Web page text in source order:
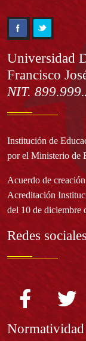
Universidad
Francisco
NIT.
Institución de
por el Ministerio de
Acuerdo de
Acreditación
del 10 de diciembre
Redes sociales
Normatividad